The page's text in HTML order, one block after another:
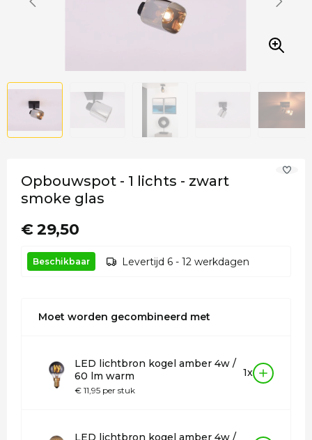
Opbouwspot - 1 lichts - zwart
smoke glas
€ 29,50
Beschikbaar Levertijd 6 - 12 werkdagen
Moet worden gecombineerd met
LED lichtbron kogel amber 4w /
60 lm warm
€ 11,95 per stuk
1x
LED lichtbron kogel amber 4w /